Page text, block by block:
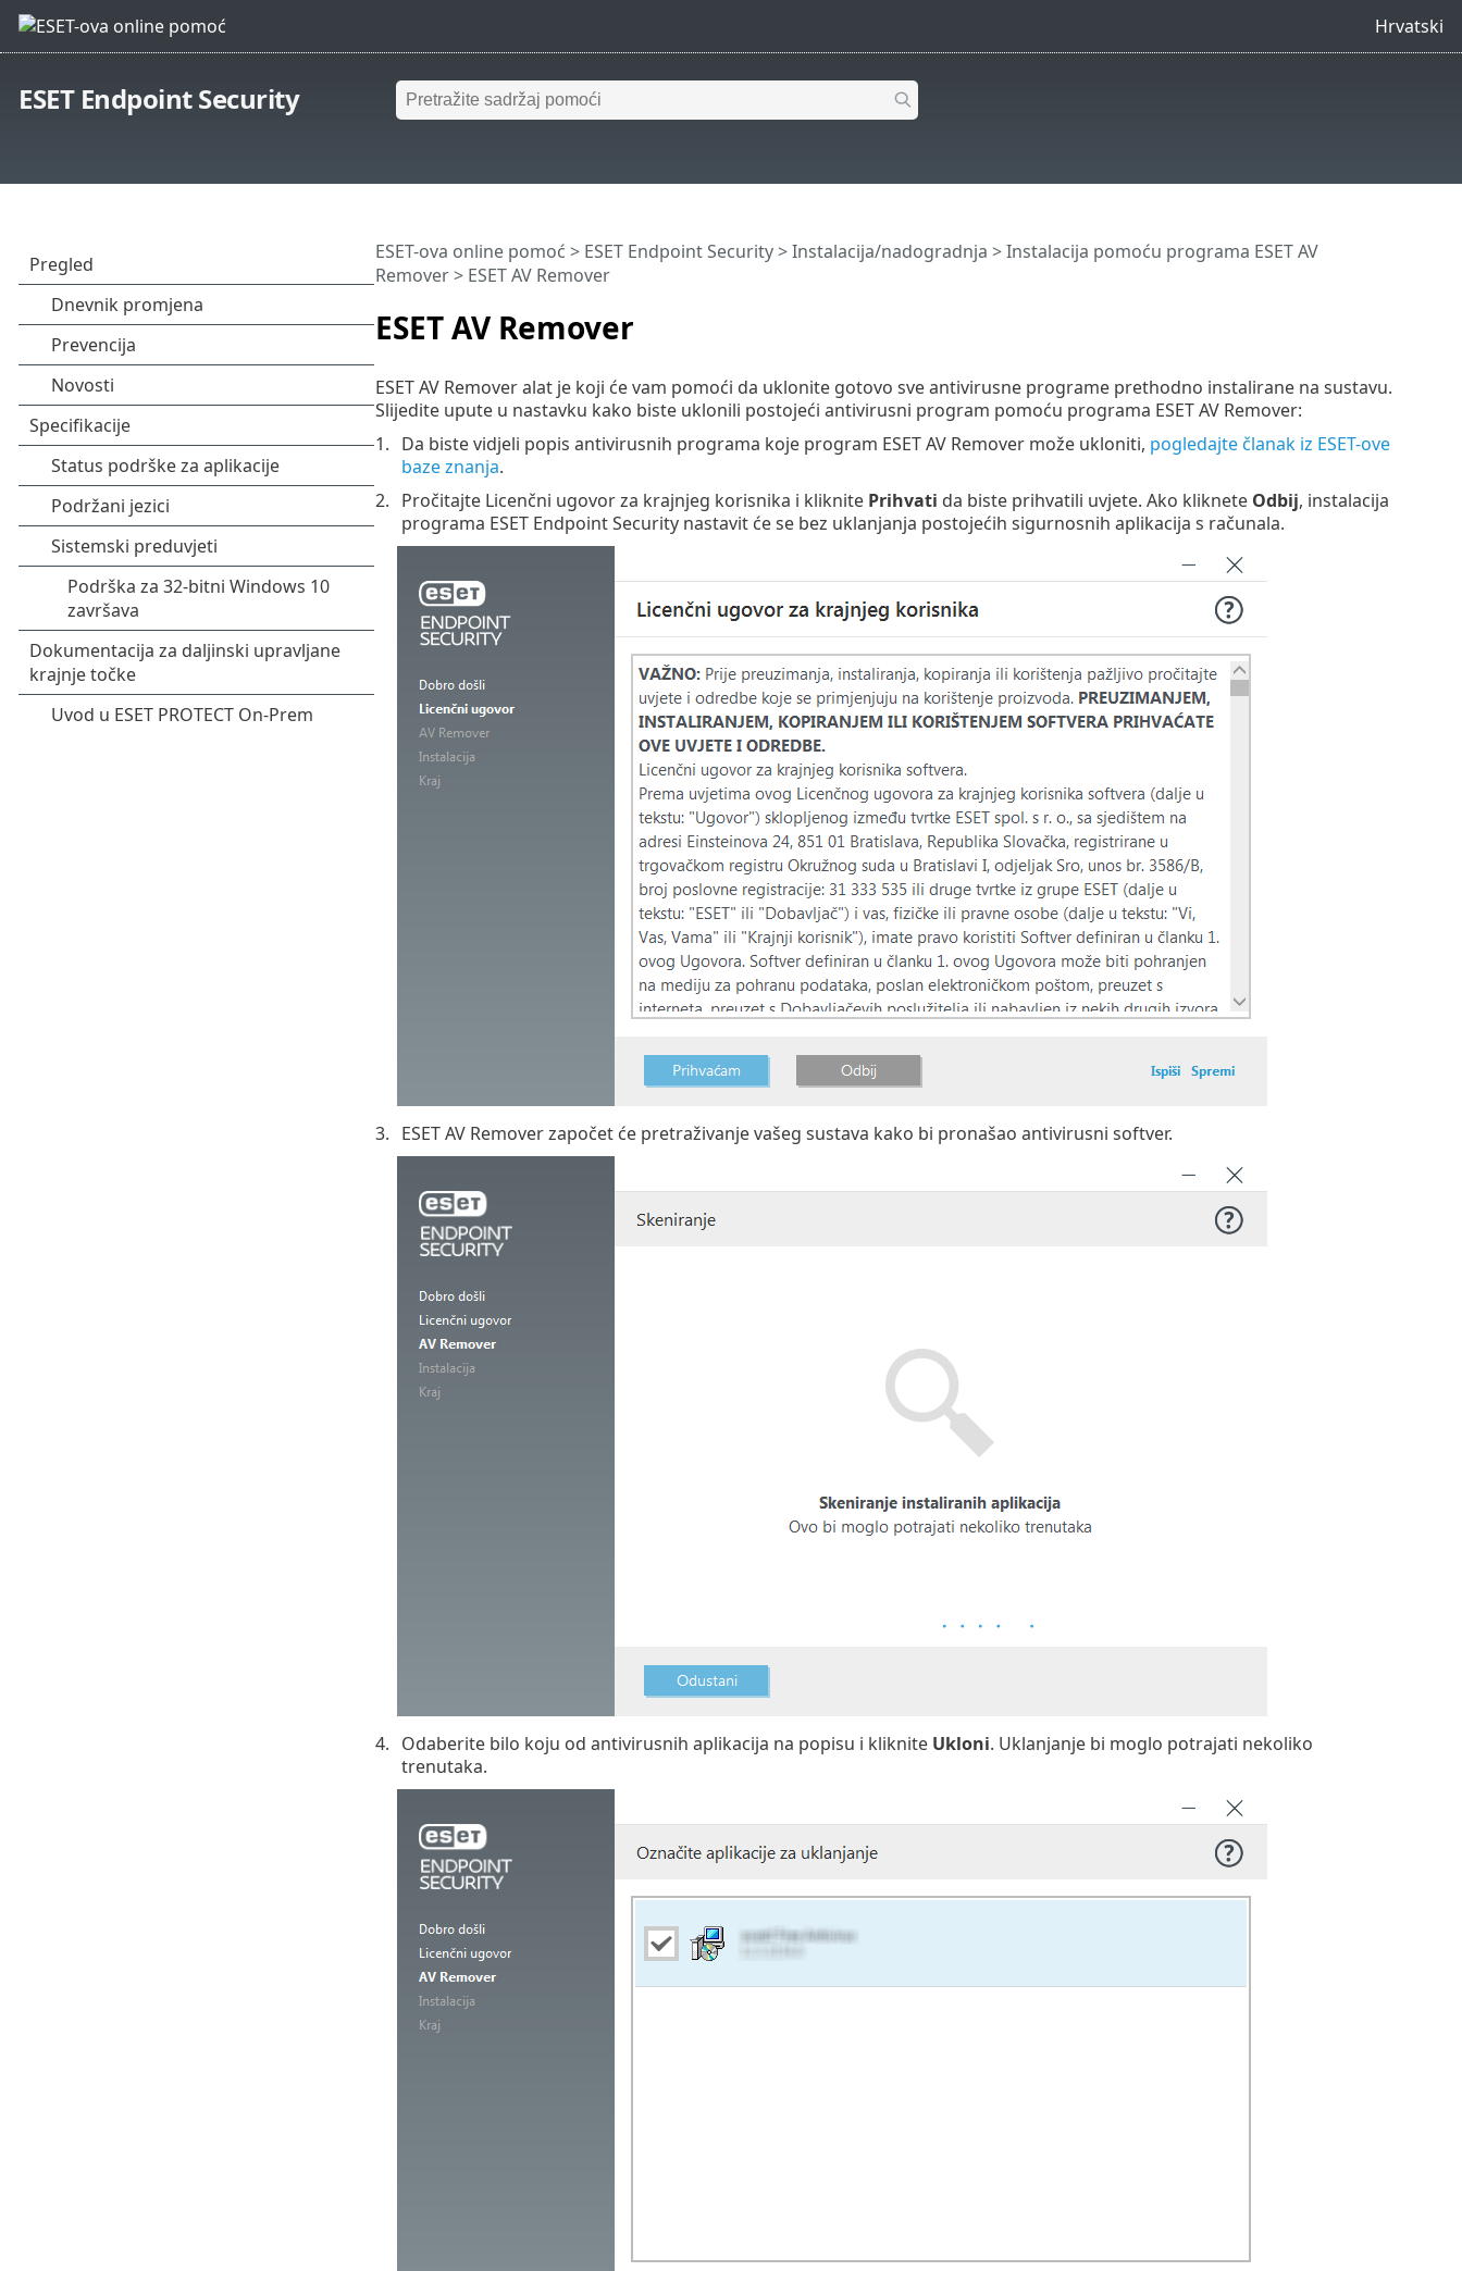
Hrvatski
ESET Endpoint Security
ESET AV Remover
ESET-ova online pomoć > ESET Endpoint Security>Instalacija/nadogradnja >Instalacija pomoću programa ESET AV
Remover> ESET AV Remover
ESET AV Remover alat je koji će vam pomoći da uklonite gotovo sve antivirusne programe prethodno instalirane na sustavu.
Slijedite upute u nastavku kako biste uklonili postojeći antivirusni program pomoću programa ESET AV Remover:
Da biste vidjeli popis antivirusnih programa koje program ESET AV Remover može ukloniti, pogledajte članak iz ESET-ove
baze znanja.
Pročitajte Licenčni ugovor za krajnjeg korisnika i kliknite Prihvati da biste prihvatili uvjete. Ako kliknete Odbij, instalacija
programa ESET Endpoint Security nastavit će se bez uklanjanja postojećih sigurnosnih aplikacija s računala.
ESET AV Remover započet će pretraživanje vašeg sustava kako bi pronašao antivirusni softver.
Odaberite bilo koju od antivirusnih aplikacija na popisu i kliknite Ukloni. Uklanjanje bi moglo potrajati nekoliko
trenutaka.